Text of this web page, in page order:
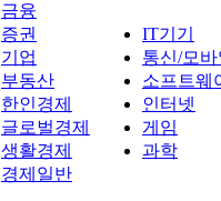
금융
증권
기업
부동산
한인경제
글로벌경제
생활경제
경제일반
IT기기
통신/모
소프트웨
인터넷
게임
과학